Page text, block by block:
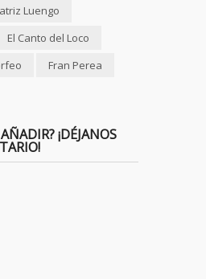
Luengo
El Canto del Loco
Fran Perea
¡DÉJANOS